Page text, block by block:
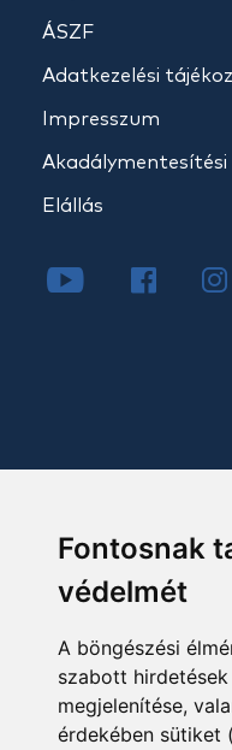
Fontosnak
védelmét
A böngészési
szabott
megjelenítése,
érdekében sütiket
ÁSZF
Adatkezelési
Impresszum
Elállás